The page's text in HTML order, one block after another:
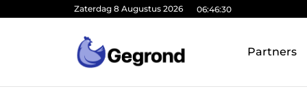
Zaterdag 8 Augustus 2026 06:46:31
Partners